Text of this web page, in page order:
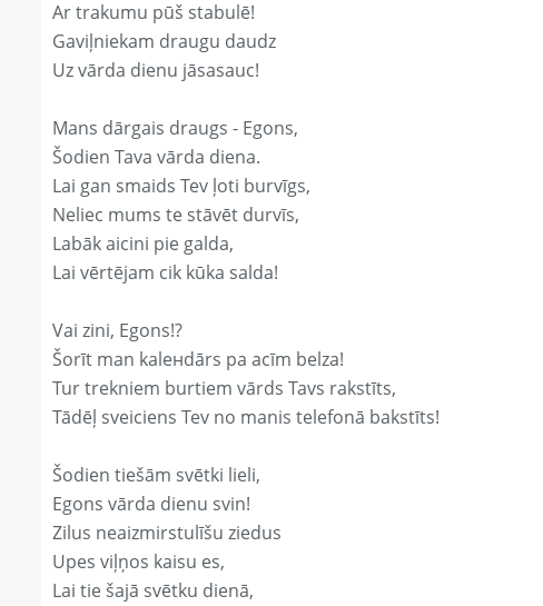
Ar trakumu pūš stabulē!
Gaviļniekam draugu daudz
Uz vārda dienu jāsasauc!
Mans dārgais draugs - Egons,
Šodien Tava vārda diena.
Lai gan smaids Tev ļoti burvīgs,
Neliec mums te stāvēt durvīs,
Labāk aicini pie galda,
Lai vērtējam cik kūka salda!
Vai zini, Egons!?
Šorīt man kaleнdārs pa acīm belza!
Tur trekniem burtiem vārds Tavs rakstīts,
Tādēļ sveiciens Tev no manis telefonā bakstīts!
Šodien tiešām svētki lieli,
Egons vārda dienu svin!
Zilus neaizmirstulīšu ziedus
Upes viļņos kaisu es,
Lai tie šajā svētku dienā,